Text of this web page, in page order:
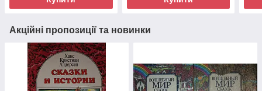
Акційні пропозиції та новинки